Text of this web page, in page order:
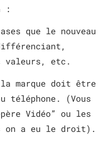
:
que le nouveau
valeurs, etc.
marque doit être
téléphone. (Vous
Vidéo” ou les
on a eu le droit).